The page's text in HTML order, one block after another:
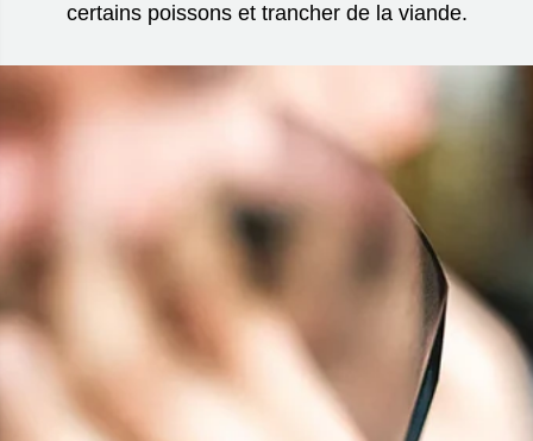
certains poissons et trancher de la viande.